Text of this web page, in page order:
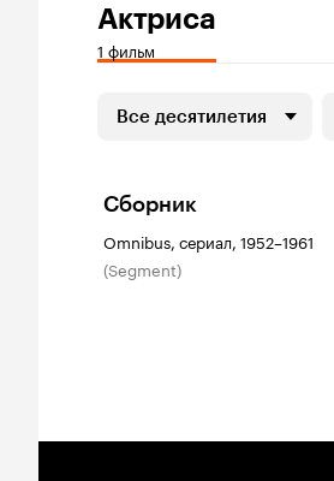
Актриса
1 фильм
Все десятилетия
Сборник
Omnibus, сериал, 1952–1961
(segment)